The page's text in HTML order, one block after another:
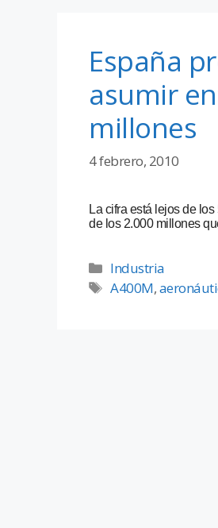
España
asumir
millones
4 febrero, 2010
La cifra está lejos de
de los 2.000 millones
Industria
A400M,